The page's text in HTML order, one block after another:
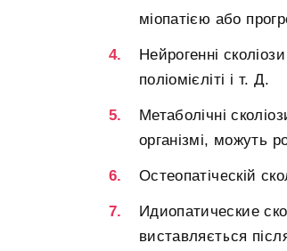
міопатією або
Нейрогенні
поліомієліті і т. Д.
Метаболічні
організмі, можуть
Остеопатіческій
Идиопатические
виставляється